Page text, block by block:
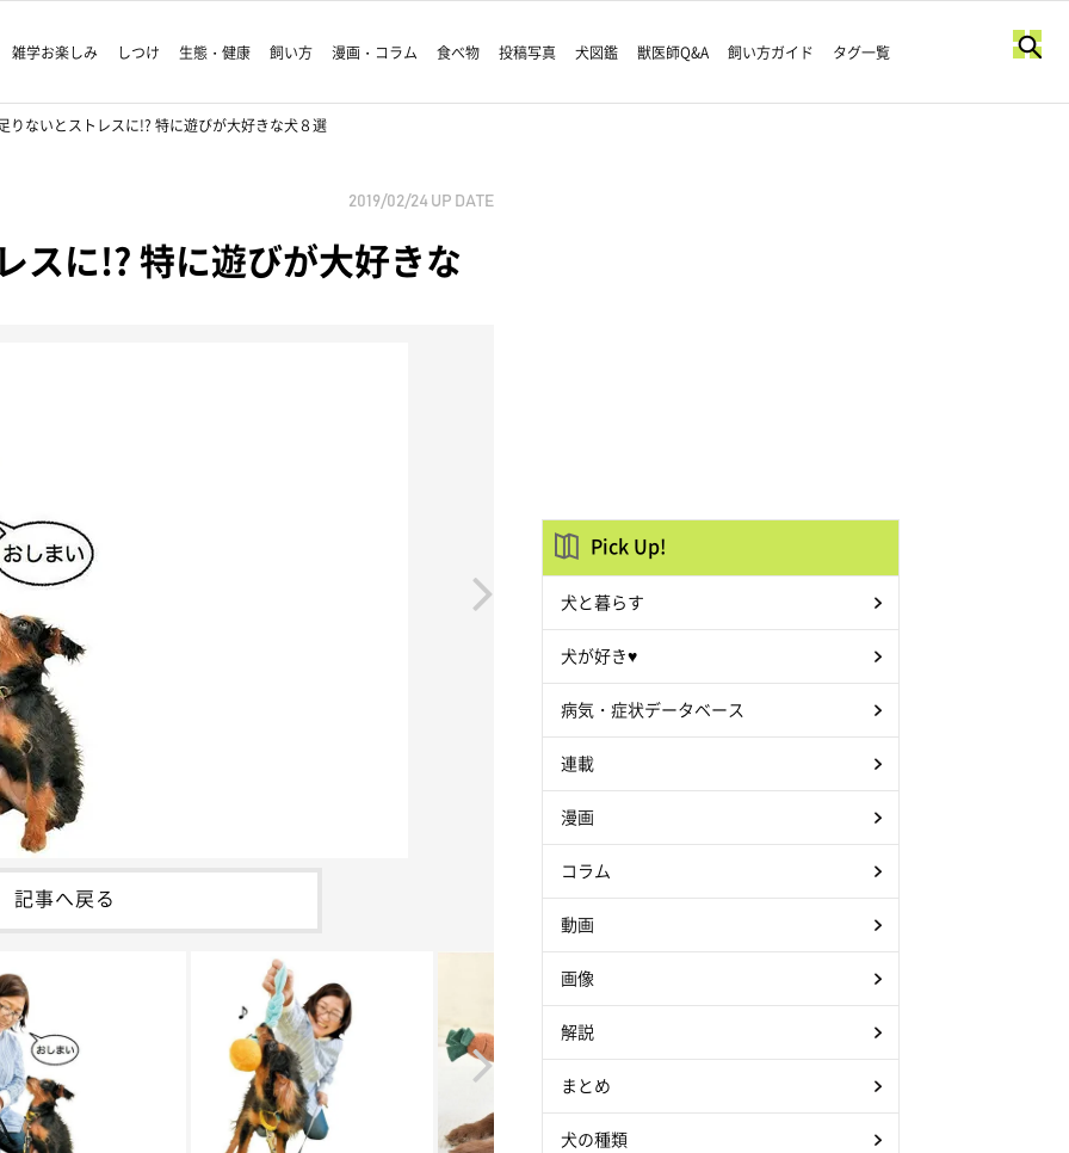
雑学お楽しみ しつけ 生態・健康 飼い方 漫画・コラム 食べ物 投稿写真 犬図鑑 獣医師Q&A 飼い方ガイド タグ一覧
りないとストレスに!? 特に遊びが大好きな犬８選
2019/02/24 UP DATE
スに!? 特に遊びが大好きな
記事へ戻る
Pick Up!
犬と暮らす
犬が好き♥
病気・症状データベース
連載
漫画
コラム
動画
画像
解説
まとめ
犬の種類